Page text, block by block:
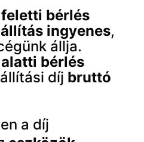
bérlés
ingyenes,
állja.
bérlés
díj bruttó
a díj